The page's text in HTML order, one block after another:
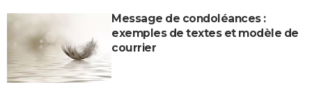
Message de condoléances :
exemples de textes et modèle de
courrier